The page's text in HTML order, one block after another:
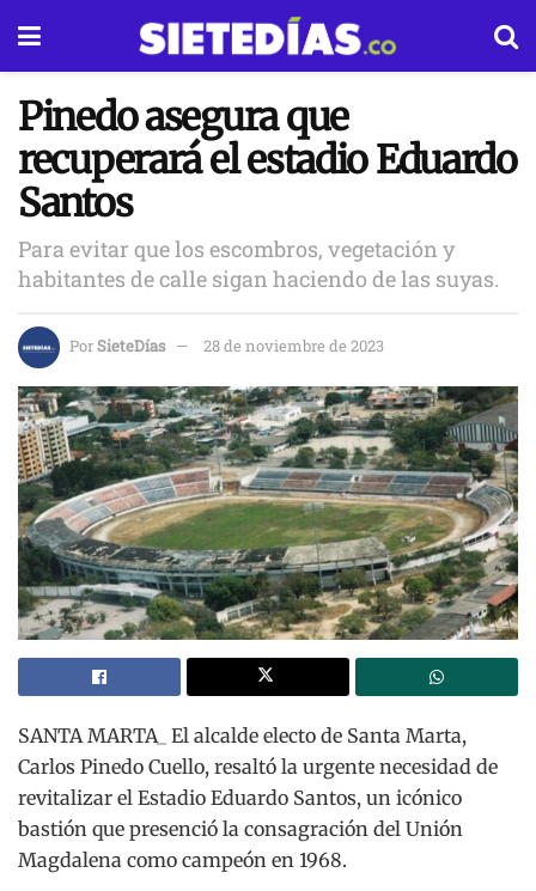
Pinedo asegura que
recuperará el estadio Eduardo
Santos
Para evitar que los escombros, vegetación y
habitantes de calle sigan haciendo de las suyas.
PorSieteDías 28 de noviembre de 2023
SANTA MARTA_ El alcalde electo de Santa Marta,
Carlos Pinedo Cuello, resaltó la urgente necesidad de
revitalizar el Estadio Eduardo Santos, un icónico
bastión que presenció la consagración del Unión
Magdalena como campeón en 1968.